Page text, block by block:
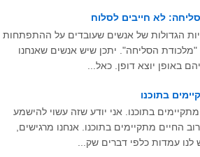
לא חייבים לסלוח
הגדולות של אנשים שעובדים על ההתפתחות
הסליחה". יתכן שיש אנשים שאנחנו
באופן יוצא דופן. כאל...
בתוכנו
בתוכנו. אני יודע שזה עשוי להישמע
החיים מתקיימים בתוכנו. אנחנו מרגישים,
לנו עמדות כלפי דברים שק...